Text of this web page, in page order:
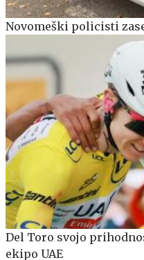
Novomeški policisti
Del Toro svojo
ekipo UAE